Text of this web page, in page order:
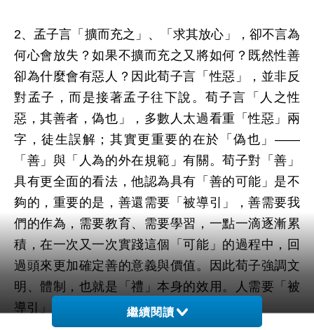
2、孟子言「擴而充之」、「求其放心」，卻不言為
何心會放失？如果不擴而充之又將如何？既然性善
卻為什麼會有惡人？因此荀子言「性惡」，並非反
對孟子，而是接著孟子往下說。荀子言「人之性
惡，其善者，偽也」，多數人太過看重「性惡」兩
字，徒生誤解；其實更重要的在於「偽也」——
「善」與「人為的外在規範」有關。荀子對「善」
具有更全面的看法，他認為具有「善的可能」是不
夠的，重要的是，善還需要「被導引」，善需要我
們的作為，需要教育、需要學習，一點一滴逐漸累
積，在一次又一次實踐這個「可能」的過程中，回
過頭來更加確定善的意義與價值。因此荀子強調文
明、體制，也就是「禮」本身的效用。人需要「被
導引」，才能理解自己原本即有的「可能」。
繼續閱讀